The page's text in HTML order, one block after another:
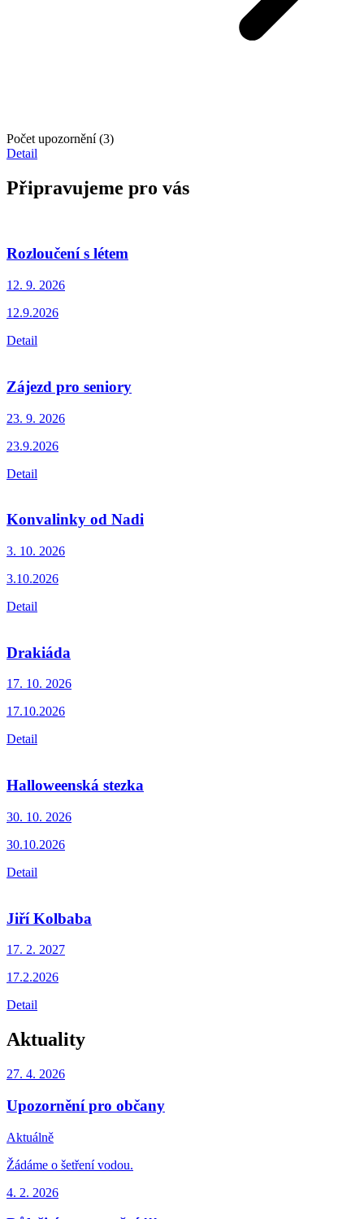
Počet upozornění (3)
Detail
Připravujeme pro vás
Rozloučení s létem
12. 9. 2026
12.9.2026
Detail
Zájezd pro seniory
23. 9. 2026
23.9.2026
Detail
Konvalinky od Nadi
3. 10. 2026
3.10.2026
Detail
Drakiáda
17. 10. 2026
17.10.2026
Detail
Halloweenská stezka
30. 10. 2026
30.10.2026
Detail
Jiří Kolbaba
17. 2. 2027
17.2.2026
Detail
Aktuality
27. 4. 2026
Upozornění pro občany
Aktuálně
Žádáme o šetření vodou.
4. 2. 2026